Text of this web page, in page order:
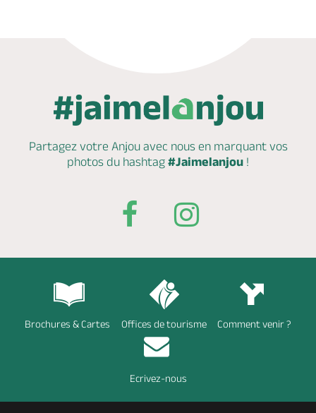
Partagez votre Anjou avec nous en marquantvos
photos du hashtag #Jaimelanjou !
Brochures & Cartes Offices de tourisme Comment venir ?
Ecrivez-nous